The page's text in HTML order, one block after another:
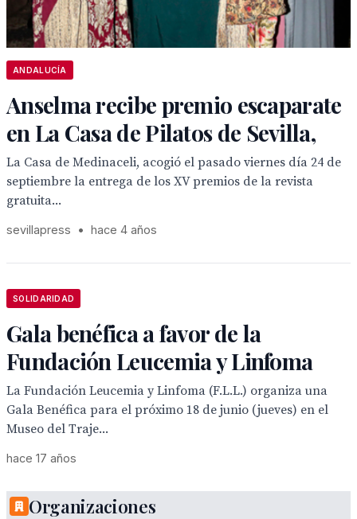
ANDALUCÍA
Anselma recibe premio escaparate
en La Casa de Pilatos de Sevilla,
La Casa de Medinaceli, acogió el pasado viernes día 24 de
septiembre la entrega de los XV premios de la revista
gratuita...
sevillapress • hace 4 años
SOLIDARIDAD
Gala benéfica a favor de la
Fundación Leucemia y Linfoma
La Fundación Leucemia y Linfoma (F.L.L.) organiza una
Gala Benéfica para el próximo 18 de junio (jueves) en el
Museo del Traje...
hace 17 años
Organizaciones